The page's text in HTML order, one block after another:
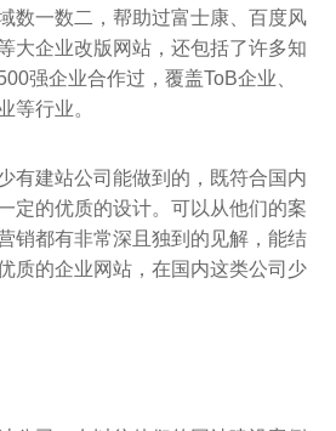
数一数二，帮助过富士康、百度风
大企业改版网站，还包括了许多知
强企业合作过，覆盖ToB企业、
等行业。
有建站公司能做到的，既符合国内
定的优质的设计。可以从他们的案
销都有非常深且独到的见解，能结
质的企业网站，在国内这类公司少